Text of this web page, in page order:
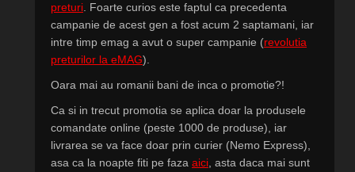
preturi. Foarte curios este faptul ca precedenta
campanie de acest gen a fost acum 2 saptamani, iar
intre timp emag a avut o super campanie (revolutia
preturilor la eMAG).
Oara mai au romanii bani de inca o promotie?!
Ca si in trecut promotia se aplica doar la produsele
comandate online (peste 1000 de produse), iar
livrarea se va face doar prin curier (Nemo Express),
asa ca la noapte fiti pe faza aici, asta daca mai sunt